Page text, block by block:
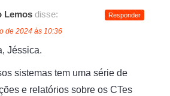
Lemos disse:
de 2024 às 10:36
Jéssica.
sistemas tem uma série de
e relatórios sobre os CTes
Responder